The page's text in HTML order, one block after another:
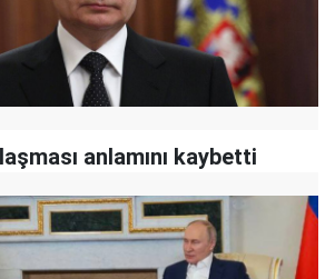
anlamını kaybetti